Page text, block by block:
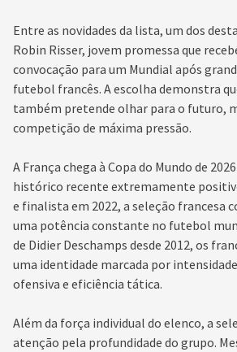
Entre as novidades da lista, um dos
Robin Risser, jovem promessa que
convocação para um Mundial após
futebol francês. A escolha demonstra
também pretende olhar para o futuro,
competição de máxima pressão.
A França chega à Copa do Mundo de
histórico recente extremamente
e finalista em 2022, a seleção francesa
uma potência constante no futebol
de Didier Deschamps desde 2012, os
uma identidade marcada por
ofensiva e eficiência tática.
Além da força individual do elenco, a
atenção pela profundidade do grupo.